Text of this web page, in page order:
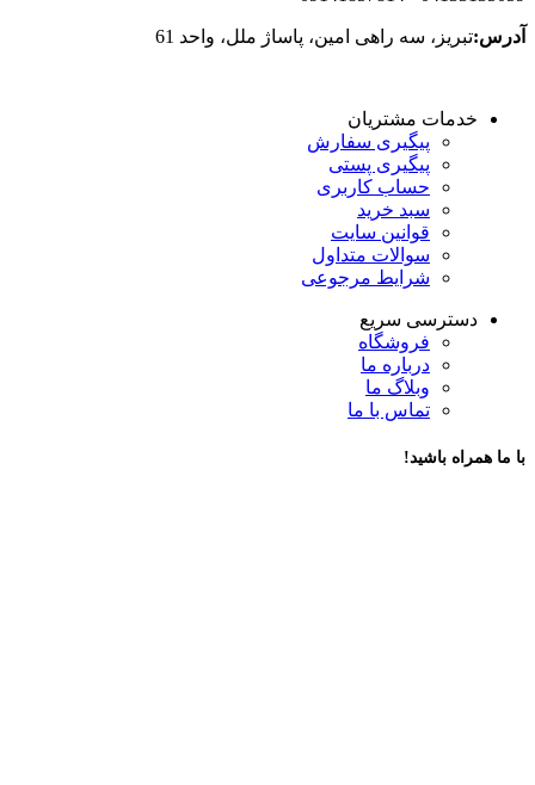
آدرس:تبریز، سه راهی امین، پاساژ ملل، واحد 61
خدمات مشتریان
پیگیری سفارش
پیگیری پستی
حساب کاربری
سبد خرید
قوانین سایت
سوالات متداول
شرایط مرجوعی
دسترسی سریع
فروشگاه
درباره ما
وبلاگ ما
تماس با ما
با ما همراه باشید!